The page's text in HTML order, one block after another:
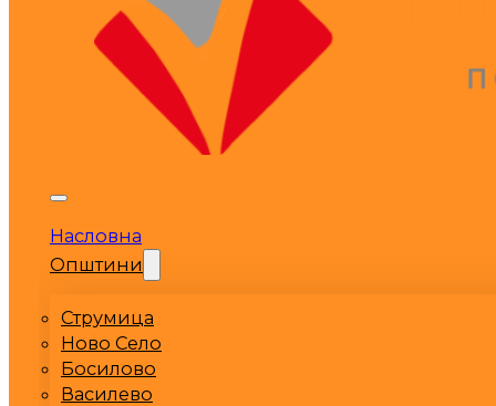
Насловна
Општини
Струмица
Ново Село
Босилово
Василево